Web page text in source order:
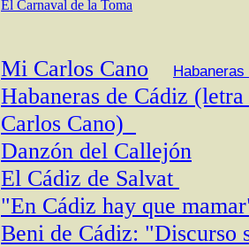
El Carnaval de la Toma
Mi Carlos Cano
Habaneras de Cádiz
Carlos Cano)
Danzón del Callejón
El Cádiz de Salvat
"En Cádiz hay que
Beni de Cádiz: